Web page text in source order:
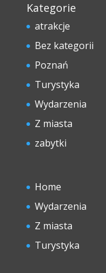
Kategorie
atrakcje
Bez kategorii
Poznań
Turystyka
Wydarzenia
Z miasta
zabytki
Home
Wydarzenia
Z miasta
Turystyka